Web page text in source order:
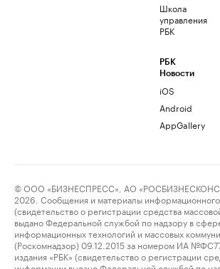
Школа
управления
РБК
РБК
Новости
iOS
Android
AppGallery
© ООО «БИЗНЕСПРЕСС», АО
2026. Сообщения и материалы информационного
(свидетельство о регистрации средства
выдано Федеральной службой по надзору в
информационных технологий и массовых
(Роскомнадзор) 09.12.2015 за номером ИА
издания «РБК» (свидетельство о регистрации